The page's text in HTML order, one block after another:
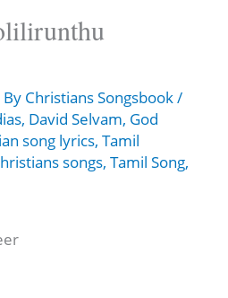
By Christians Songsbook/
, David Selvam, God
song lyrics,Tamil
songs,Tamil Song,